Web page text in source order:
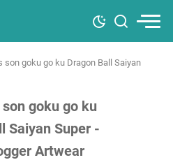
son goku go ku Dragon Ball Saiyan
goku go ku
Saiyan Super -
Artwear